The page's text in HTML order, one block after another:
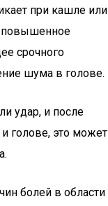
при кашле или
повышенное
срочного
шума в голове.
удар, и после
голове, это может
болей в области